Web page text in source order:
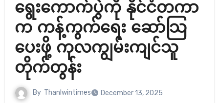
ရွေးကောက်ပွဲကို နိုင်ငံတကာ
က ကန့်ကွက်ရေး ဆော်သြ
ပေးဖို့ ကုလကျွမ်းကျင်သူ
တိုက်တွန်း
By Thanlwintimes December 13, 2025